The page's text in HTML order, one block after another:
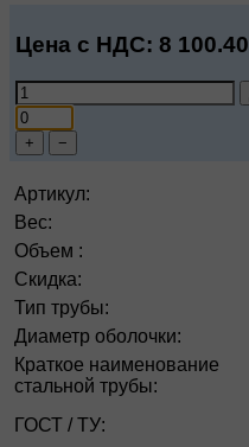
Цена с НДС: 8 100.40
+ −
Артикул:
Вес:
Объем :
Скидка:
Тип трубы:
Диаметр оболочки:
Краткое наименование
стальной трубы:
ГОСТ / ТУ: